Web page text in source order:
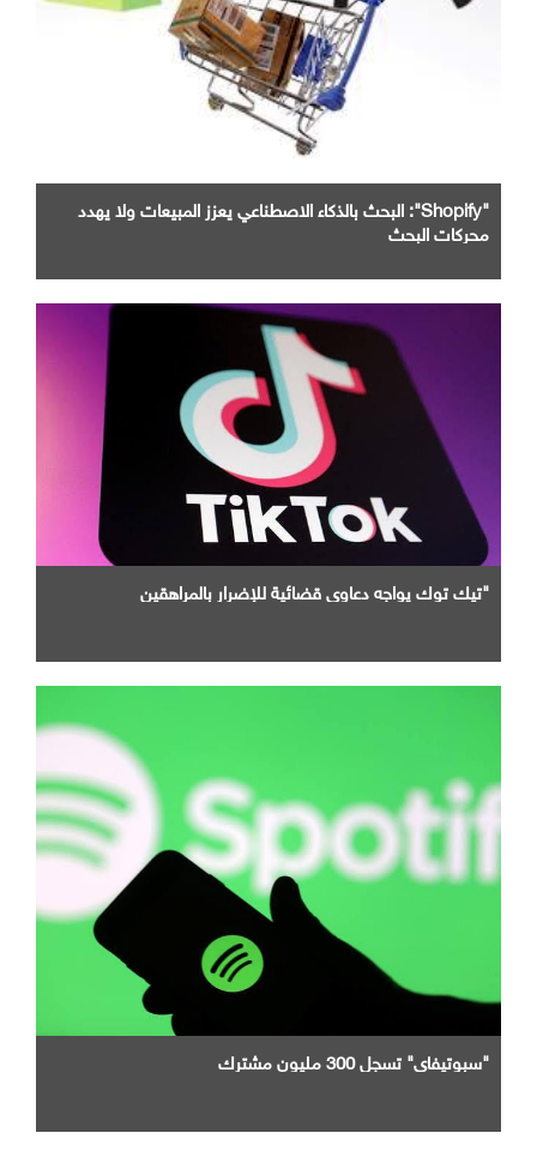
"Shopify": البحث بالذكاء الاصطناعي يعزز المبيعات ولا يهدد
محركات البحث
"تيك توك يواجه دعاوى قضائية للإضرار بالمراهقين
"سبوتيفاي" تسجل 300 مليون مشترك